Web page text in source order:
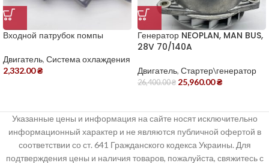
Входной патрубок помпы
Двигатель, Система охлаждения
2,332.00₴
Генератор NEOPLAN, MAN BUS,
28V 70/140A
Двигатель, Стартер\генератор
26,400.00₴ 25,960.00₴
Указанные цены и информация на сайте носят исключительно
информационный характер и не являются публичной офертой в
соответствии со ст. 641 Гражданского кодекса Украины. Для
подтверждения цены и наличия товаров, пожалуйста, свяжитесь с